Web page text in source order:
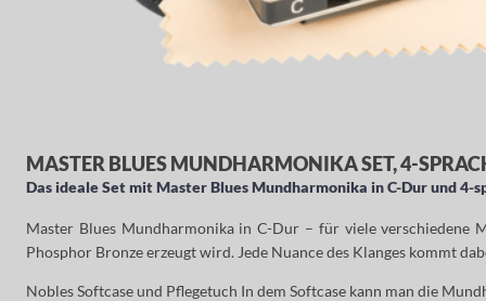
MASTER BLUES MUNDHARMONIKA SET, 4-
Das ideale Set mit Master Blues Mundharmonika in C-Dur und 4-
Master Blues Mundharmonika in C-Dur – für viele verschiedene
Phosphor Bronze erzeugt wird. Jede Nuance des Klanges kommt
Nobles Softcase und Pflegetuch In dem Softcase kann man die